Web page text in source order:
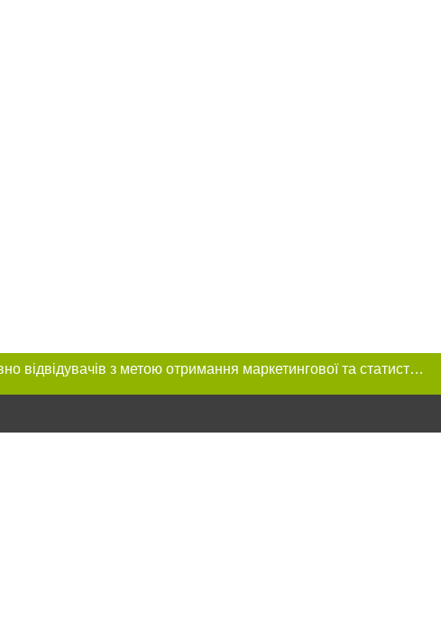
Цей сайт використовує «cookies». Також веб-сайт використовує інтернет-сервіс для збору технічних даних стосовно відвідувачів з метою отримання маркетингової та статистичної інформації. Умови обробки даних відвідувачів сайту див.